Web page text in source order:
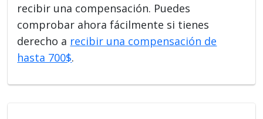
recibir una compensación. Puedes
comprobar ahora fácilmente si tienes
derecho a recibir una compensación de
hasta 700$.